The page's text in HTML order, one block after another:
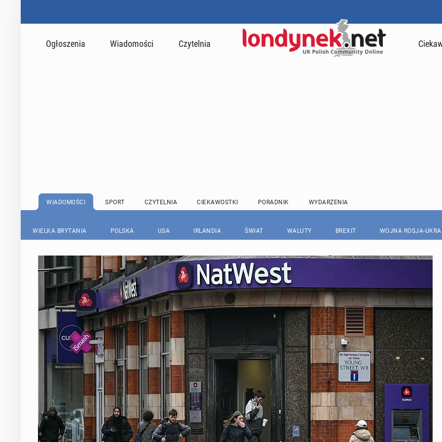
Ogłoszenia Wiadomości Czytelnia
WIADOMOŚCI SPORT CZYTELNIA CIEKAWOSTKI PORADNIK WYDARZENIA
WIELKA BRYTANIA POLSKA USA IRLANDIA ŚWIAT WALUTY BREXIT WOJNA ROSJA-